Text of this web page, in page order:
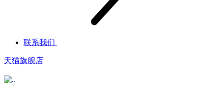
联系我们
天猫旗舰店